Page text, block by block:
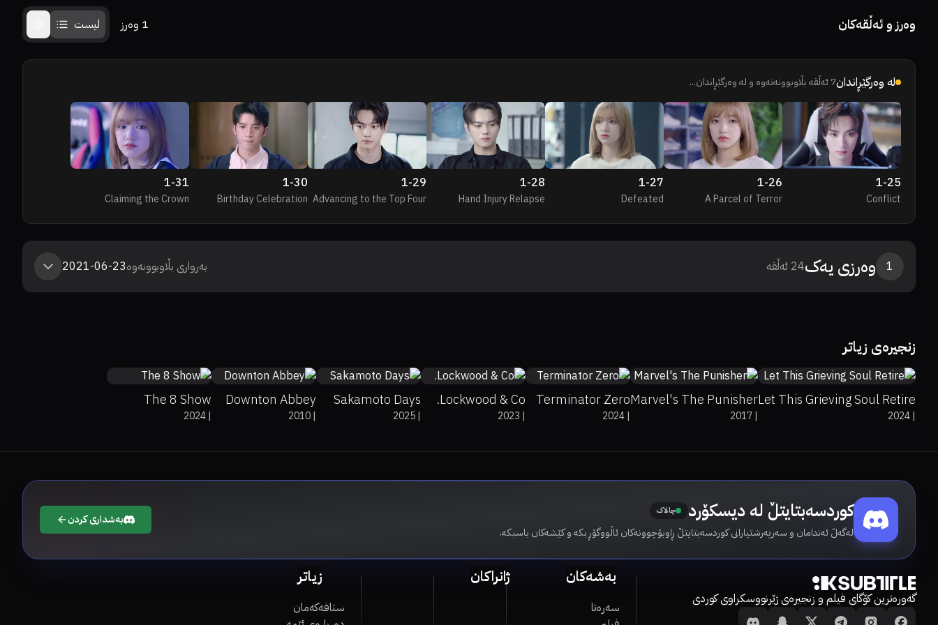
وەرز و ئەڵقەکان 1 وەرز لیست
لە وەرگێڕاندان7ئەڵقە بڵاوبوونەتەوە و لە وەرگێڕاندان...
1-25
Conflict
1-26
A Parcel of Terror
1-27
Defeated
1-28
Hand Injury Relapse
1-29
Advancing to the Top Four
1-30
Birthday Celebration
1-31
Claiming the Crown
1 وەرزی یەک24 ئەڵقە بەرواری بڵاوبوونەوە2021-06-23
زنجیرەی زیاتر
Let This Grieving Soul Retire
|
2024
Marvel's The Punisher
|
2017
Terminator Zero
|
2024
Lockwood & Co.
|
2023
Sakamoto Days
|
2025
Downton Abbey
|
2010
The 8 Show
|
2024
کوردسەبتایتڵ لە دیسکۆرد چالاک
لەگەڵ ئەندامان و سەرپەرشتیارانی کوردسەبتایتڵ ڕاوبۆچوونەکان ئاڵووگۆڕ بکە و کێشەکان باسبکە.
بەشداری کردن
گەورەترین کۆگای فیلم و زنجیرەی ژێرنووسکراوی کوردی
بەشەکان
سەرەتا
ژانراکان زیاتر
ستافەکەمان